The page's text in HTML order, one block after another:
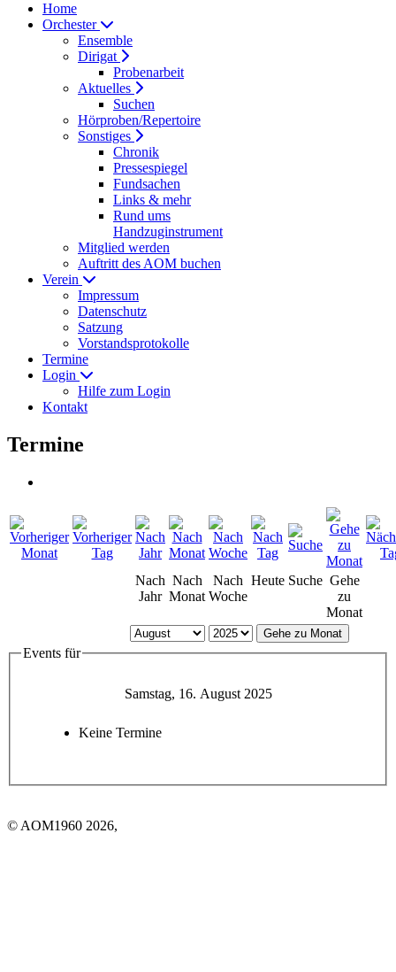
Home
Orchester
Ensemble
Dirigat
Probenarbeit
Aktuelles
Suchen
Hörproben/Repertoire
Sonstiges
Chronik
Pressespiegel
Fundsachen
Links & mehr
Rund ums
Handzuginstrument
Mitglied werden
Auftritt des AOM buchen
Verein
Impressum
Datenschutz
Satzung
Vorstandsprotokolle
Termine
Login
Hilfe zum Login
Kontakt
Termine
Nach
Jahr
Nach
Monat
Nach
Woche
Heute Suche Gehe
zu
Monat
Gehe zu Monat
Events für
Samstag, 16. August 2025
Keine Termine
© AOM1960 2026,